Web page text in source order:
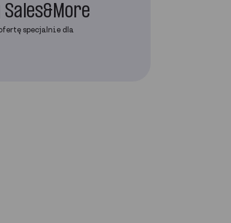
specjalnie dla